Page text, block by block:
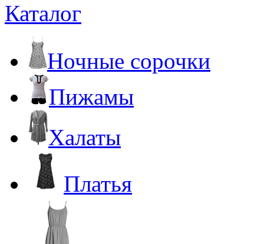
Каталог
Ночные сорочки
Пижамы
Халаты
Платья